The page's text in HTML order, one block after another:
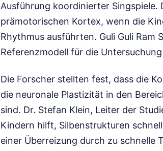
Ausführung koordinierter
prämotorischen Kortex, wenn die
Rhythmus ausführten. Guli Guli Ram
Referenzmodell für die
Die Forscher stellten fest, dass die
die neuronale Plastizität in den
sind. Dr. Stefan Klein, Leiter der
Kindern hilft, Silbenstrukturen
einer Überreizung durch zu schnelle